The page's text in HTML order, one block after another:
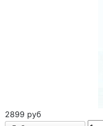
2899 руб